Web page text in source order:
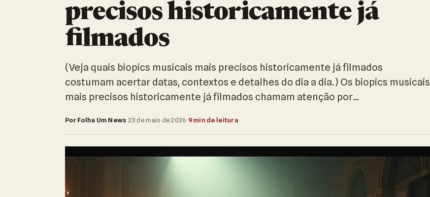
precisos historicamente já
filmados
(Veja quais biopics musicais mais precisos historicamente já filmados
costumam acertar datas, contextos e detalhes do dia a dia.) Os biopics musicais
mais precisos historicamente já filmados chamam atenção por…
Por Folha Um News·23 de maio de 2026·9 min de leitura